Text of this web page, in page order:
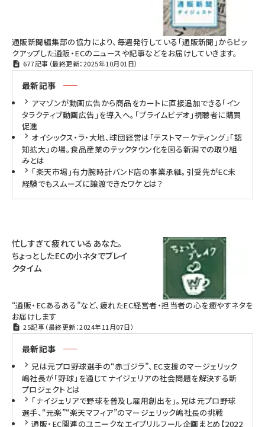
通販新聞編集部の協力により、毎週発行している「通販新聞」からピッ
クアップした通販・ECのニュースや記事などをお届けしていきます。
677記事（最終更新：2025年10月01日）
最新記事
アマゾンが動画広告から商品をカートに直接追加できる「イン
タラクティブ動画広告」を導入へ。「プライムビデオ」視聴者に購買
促進
オイシックス・ラ・大地、球団経営は「テストマーケティング」「認
知拡大」の場。食品産業のテックタウン化を図る新潟での取り組
みとは
「楽天市場」有力腕時計バンド店の事業承継。引受先がEC未
経験でもスムーズに譲渡できたワケとは？
忙しすぎて疲れているあなた。
ちょっとしたECの小ネタでブレイ
クタイム
“通販・ECあるある”など、疲れたEC経営者・担当者の心を癒やすネタを
お届けします
25記事（最終更新：2024年11月07日）
最新記事
兄は元プロ野球選手の“赤ゴジラ”、EC支援のマージェリック
嶋社長が「野球」を通じてナイジェリアの社会問題を解決する新
プロジェクトとは
「ナイジェリアで野球を普及し雇用創出を」。兄は元プロ野球
選手、“元楽”“楽天マフィア”のマージェリック嶋社長の挑戦
通販・EC関連のユニークなエイプリルフール企画まとめ【2022